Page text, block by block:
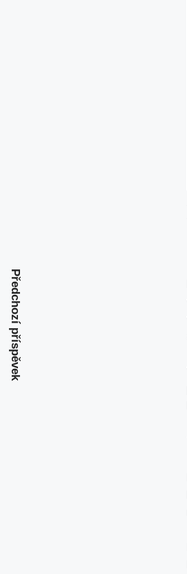
Předchozí příspěvek